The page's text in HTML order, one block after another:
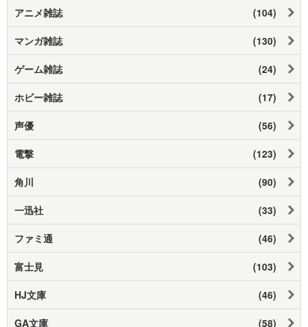
アニメ雑誌 (104)
マンガ雑誌 (130)
ゲーム雑誌 (24)
ホビー雑誌 (17)
声優 (56)
電撃 (123)
角川 (90)
一迅社 (33)
ファミ通 (46)
富士見 (103)
HJ文庫 (46)
GA文庫 (58)